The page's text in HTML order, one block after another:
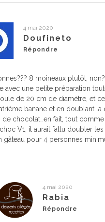
4 mai 2020
Doufineto
Répondre
8 moineaux plutôt,
avec une petite préparation
de 20 cm de diamètre, et
banane et en doublant la
de chocolat…en fait, tout
V1, il aurait fallu doubler
gâteau pour 4 personnes
4 mai 2020
Rabia
Répondre